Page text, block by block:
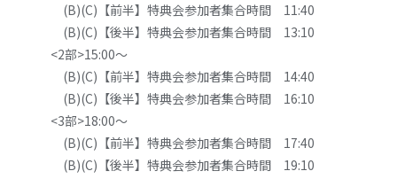
(B)(C)【前半】特典会参加者集合時間 11:40
(B)(C)【後半】特典会参加者集合時間 13:10
<2部>15:00～
(B)(C)【前半】特典会参加者集合時間 14:40
(B)(C)【後半】特典会参加者集合時間 16:10
<3部>18:00～
(B)(C)【前半】特典会参加者集合時間 17:40
(B)(C)【後半】特典会参加者集合時間 19:10